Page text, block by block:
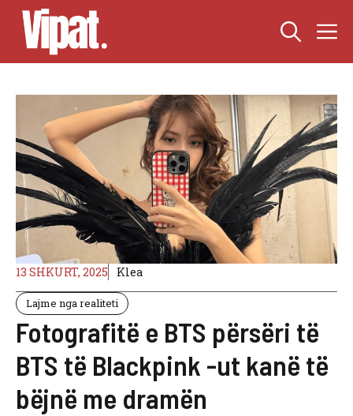
Skip
content
13 SHKURT, 2025 Klea
Lajme nga realiteti
Fotografitë e BTS përsëri të
BTS të Blackpink -ut kanë të
bëjnë me dramën